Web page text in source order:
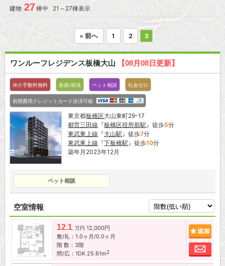
建物 27棟中 21～27棟表示
« 前へ 1 2 3
ワンルーフレジデンス板橋大山 【08月08日更新】
仲介手数料無料 新築/築浅 ペット相談 礼金ゼロ
初期費用クレジットカード決済可能
東京都板橋区大山東町29-17
都営三田線 『板橋区役所前駅』徒歩5分
東武東上線 『大山駅』徒歩7分
東武東上線 『下板橋駅』徒歩10分
築年月2023年12月
ペット相談
空室情報
12.1 万円 12,000円
敷/礼：1.0ヶ月/0.0ヶ月
階 数：3階
間/広：1DK 25.61m2
お